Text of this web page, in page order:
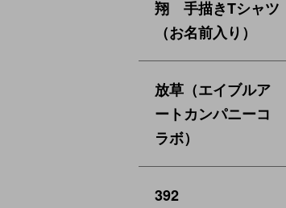
翔 手描きTシャツ
（お名前入り）
放草（エイブルア
ートカンパニーコ
ラボ）
392